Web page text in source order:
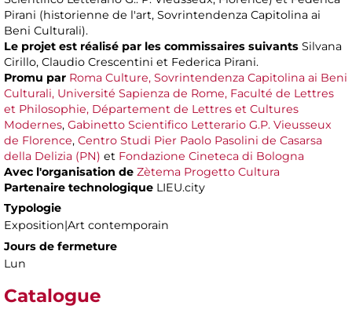
Pirani (historienne de l'art, Sovrintendenza Capitolina ai
Beni Culturali).
Le projet est réalisé par les commissaires suivants Silvana
Cirillo, Claudio Crescentini et Federica Pirani.
Promu par Roma Culture, Sovrintendenza Capitolina ai Beni
Culturali, Université Sapienza de Rome, Faculté de Lettres
et Philosophie, Département de Lettres et Cultures
Modernes, Gabinetto Scientifico Letterario G.P. Vieusseux
de Florence, Centro Studi Pier Paolo Pasolini de Casarsa
della Delizia (PN) et Fondazione Cineteca di Bologna
Avec l'organisation de Zètema Progetto Cultura
Partenaire technologique LIEU.city
Typologie
Exposition|Art contemporain
Jours de fermeture
Lun
Catalogue